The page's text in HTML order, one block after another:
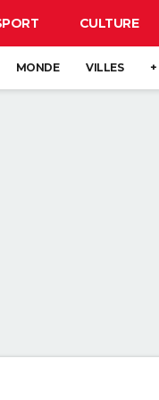
CULTURE
MONDE VILLES +